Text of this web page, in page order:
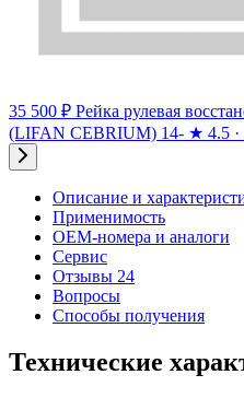
35 500 ₽ Рейка рулевая
(LIFAN CEBRIUM) 14- ★ 4.5
Описание и
Применимость
OEM-номера и аналоги
Сервис
Отзывы 24
Вопросы
Способы получения
Технические